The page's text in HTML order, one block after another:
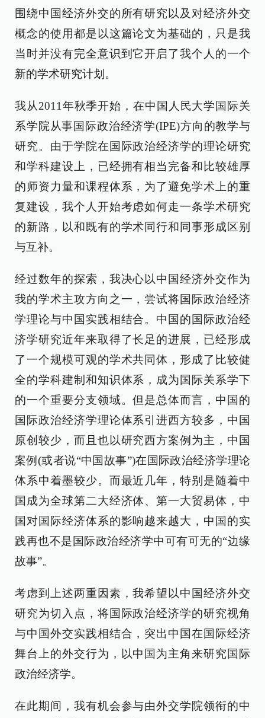
围绕中国经济外交的所有研究以及对经济外交
概念的使用都是以这篇论文为基础的，只是我
当时并没有完全意识到它开启了我个人的一个
新的学术研究计划。
我从2011年秋季开始，在中国人民大学国际关
系学院从事国际政治经济学(IPE)方向的教学与
研究。由于学院在国际政治经济学的理论研究
和学科建设上，已经拥有相当完备和比较雄厚
的师资力量和课程体系，为了避免学术上的重
复建设，我个人开始考虑如何走一条学术研究
的新路，以和既有的学术同行和同事形成区别
与互补。
经过数年的探索，我决心以中国经济外交作为
我的学术主攻方向之一，尝试将国际政治经济
学理论与中国实践相结合。中国的国际政治经
济学研究近年来取得了长足的进展，已经形成
了一个规模可观的学术共同体，形成了比较健
全的学科建制和知识体系，成为国际关系学下
的一个重要分支领域。但是总体而言，中国的
国际政治经济学理论体系引进西方较多，中国
原创较少，而且也以研究西方案例为主，中国
案例(或者说“中国故事”)在国际政治经济学理论
体系中着墨较少。而最近几年，特别是随着中
国成为全球第二大经济体、第一大贸易体，中
国对国际经济体系的影响越来越大，中国的实
践再也不是国际政治经济学中可有可无的“边缘
故事”。
考虑到上述两重因素，我希望以中国经济外交
研究为切入点，将国际政治经济学的研究视角
与中国外交实践相结合，突出中国在国际经济
舞台上的外交行为，以中国为主角来研究国际
政治经济学。
在此期间，我有机会参与由外交学院领衔的中